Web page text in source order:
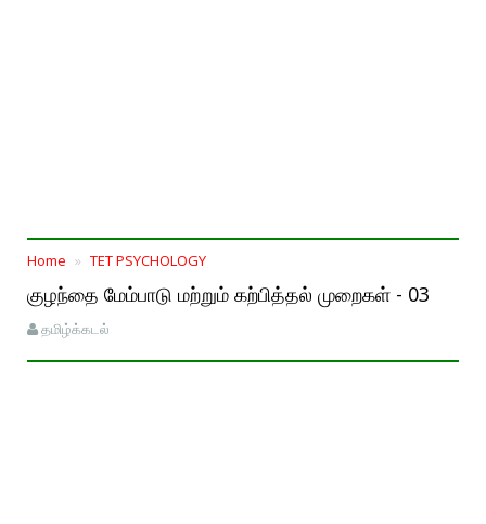
Home TET PSYCHOLOGY
குழந்தை மேம்பாடு மற்றும் கற்பித்தல் முறைகள் - 03
தமிழ்க்கடல்